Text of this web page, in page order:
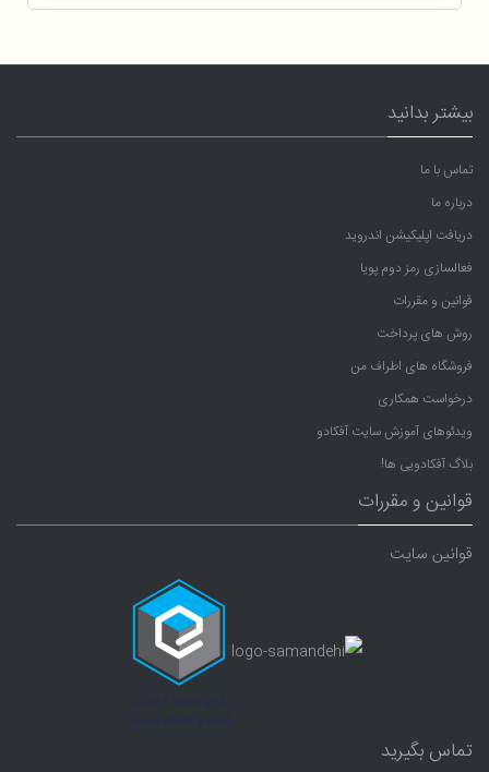
بیشتر بدانید
تماس با ما
درباره ما
دریافت اپلیکیشن اندروید
فعالسازی رمز دوم پویا
قوانین و مقررات
روش های پرداخت
فروشگاه های اطراف من
درخواست همکاری
ویدئوهای آموزش سایت آفکادو
بلاگ آفکادویی ها!
قوانین و مقررات
قوانین سایت
تماس بگیرید